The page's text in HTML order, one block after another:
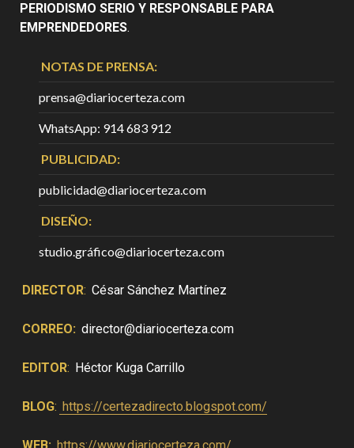
PERIODISMO SERIO Y RESPONSABLE PARA
EMPRENDEDORES.
NOTAS DE PRENSA:
prensa@diariocerteza.com
WhatsApp: 914 683 912
PUBLICIDAD:
publicidad@diariocerteza.com
DISEÑO:
studio.gráfico@diariocerteza.com
DIRECTOR: César Sánchez Martínez
CORREO: director@diariocerteza.com
EDITOR: Héctor Kuga Carrillo
BLOG: https://certezadirecto.blogspot.com/